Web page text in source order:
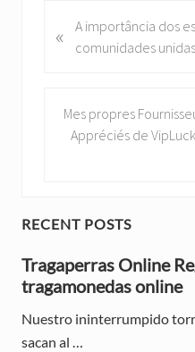
r
o
t
:
«
A importância dos
comunidades unidas
N
o
t
:
Mes propres
Appréciés de
P
r
i
m
RECENT POSTS
Tragaperras Online
tragamonedas online
Nuestro ininterrumpido
sacan al …